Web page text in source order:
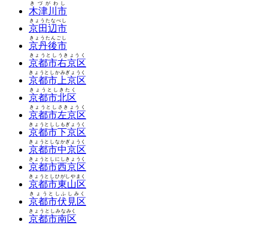
木津川市
きづがわし
京田辺市
きょうたなべし
京丹後市
きょうたんごし
京都市右京区
きょうとしうきょうく
京都市上京区
きょうとしかみぎょうく
京都市北区
きょうとしきたく
京都市左京区
きょうとしさきょうく
京都市下京区
きょうとししもぎょうく
京都市中京区
きょうとしなかぎょうく
京都市西京区
きょうとしにしきょうく
京都市東山区
きょうとしひがしやまく
京都市伏見区
きょうとしふしみく
京都市南区
きょうとしみなみく